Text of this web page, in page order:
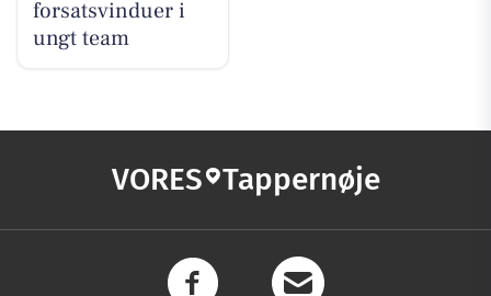
forsatsvinduer i
ungt team
VORES Tappernøje